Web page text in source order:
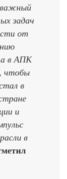
важный
задач
от
в АПК
чтобы
в
и
в